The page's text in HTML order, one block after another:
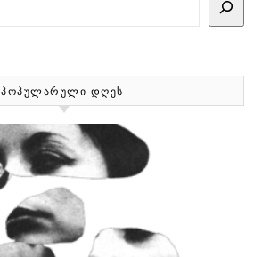
ᲞᲝᲞᲣᲚᲐᲠᲣᲚᲘ ᲓᲦᲔᲡ